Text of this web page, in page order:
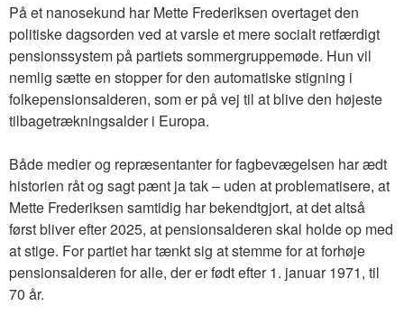
På et nanosekund har Mette Frederiksen overtaget den
politiske dagsorden ved at varsle et mere socialt retfærdigt
pensionssystem på partiets sommergruppemøde. Hun vil
nemlig sætte en stopper for den automatiske stigning i
folkepensionsalderen, som er på vej til at blive den højeste
tilbagetrækningsalder i Europa.
Både medier og repræsentanter for fagbevægelsen har ædt
historien råt og sagt pænt ja tak – uden at problematisere, at
Mette Frederiksen samtidig har bekendtgjort, at det altså
først bliver efter 2025, at pensionsalderen skal holde op med
at stige. For partiet har tænkt sig at stemme for at forhøje
pensionsalderen for alle, der er født efter 1. januar 1971, til
70 år.